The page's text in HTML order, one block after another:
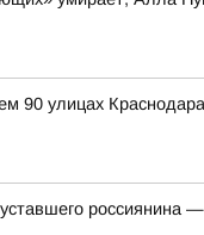
90 улицах Краснодара
россиянина